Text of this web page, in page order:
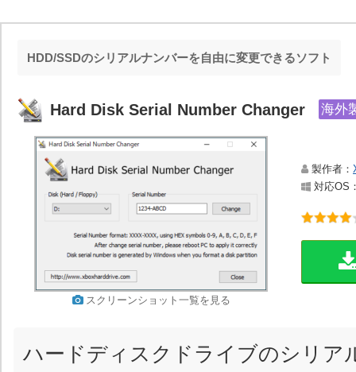
HDD/SSDのシリアルナンバーを自由に変更できるソフト
Hard Disk Serial Number Changer 海外
スクリーンショット一覧を見る
製作者：
対応OS
ハードディスクドライブのシリア